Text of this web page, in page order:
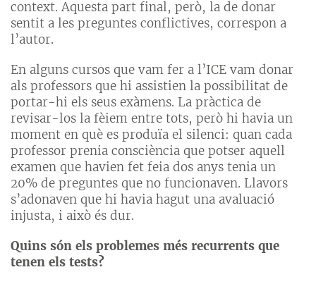
context. Aquesta part final, però, la de donar
sentit a les preguntes conflictives, correspon a
l’autor.
En alguns cursos que vam fer a l’ICE vam donar
als professors que hi assistien la possibilitat de
portar-hi els seus exàmens. La pràctica de
revisar-los la fèiem entre tots, però hi havia un
moment en què es produïa el silenci: quan cada
professor prenia consciència que potser aquell
examen que havien fet feia dos anys tenia un
20% de preguntes que no funcionaven. Llavors
s’adonaven que hi havia hagut una avaluació
injusta, i això és dur.
Quins són els problemes més recurrents que
tenen els tests?